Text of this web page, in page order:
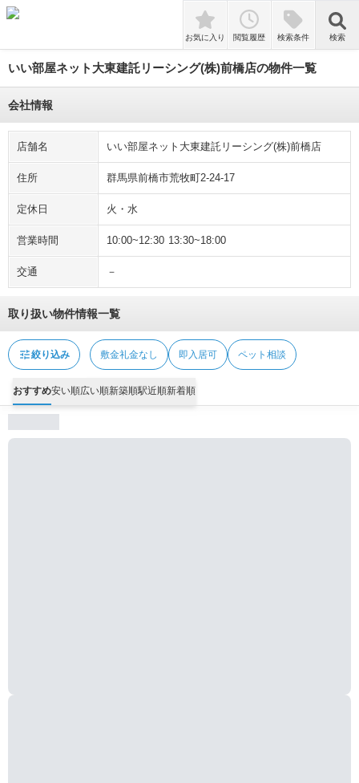
検索
お気に入り 閲覧履歴 検索条件 検索
いい部屋ネット大東建託リーシング(株)前橋店の物件一覧
会社情報
店舗名 いい部屋ネット大東建託リーシング(株)前橋店
住所 群馬県前橋市荒牧町2-24-17
定休日 火・水
営業時間 10:00~12:30 13:30~18:00
交通 －
取り扱い物件情報一覧
tune絞り込み 敷金礼金なし 即入居可 ペット相談
おすすめ安い順広い順新築順駅近順新着順
tune 即入居可 ペット相談